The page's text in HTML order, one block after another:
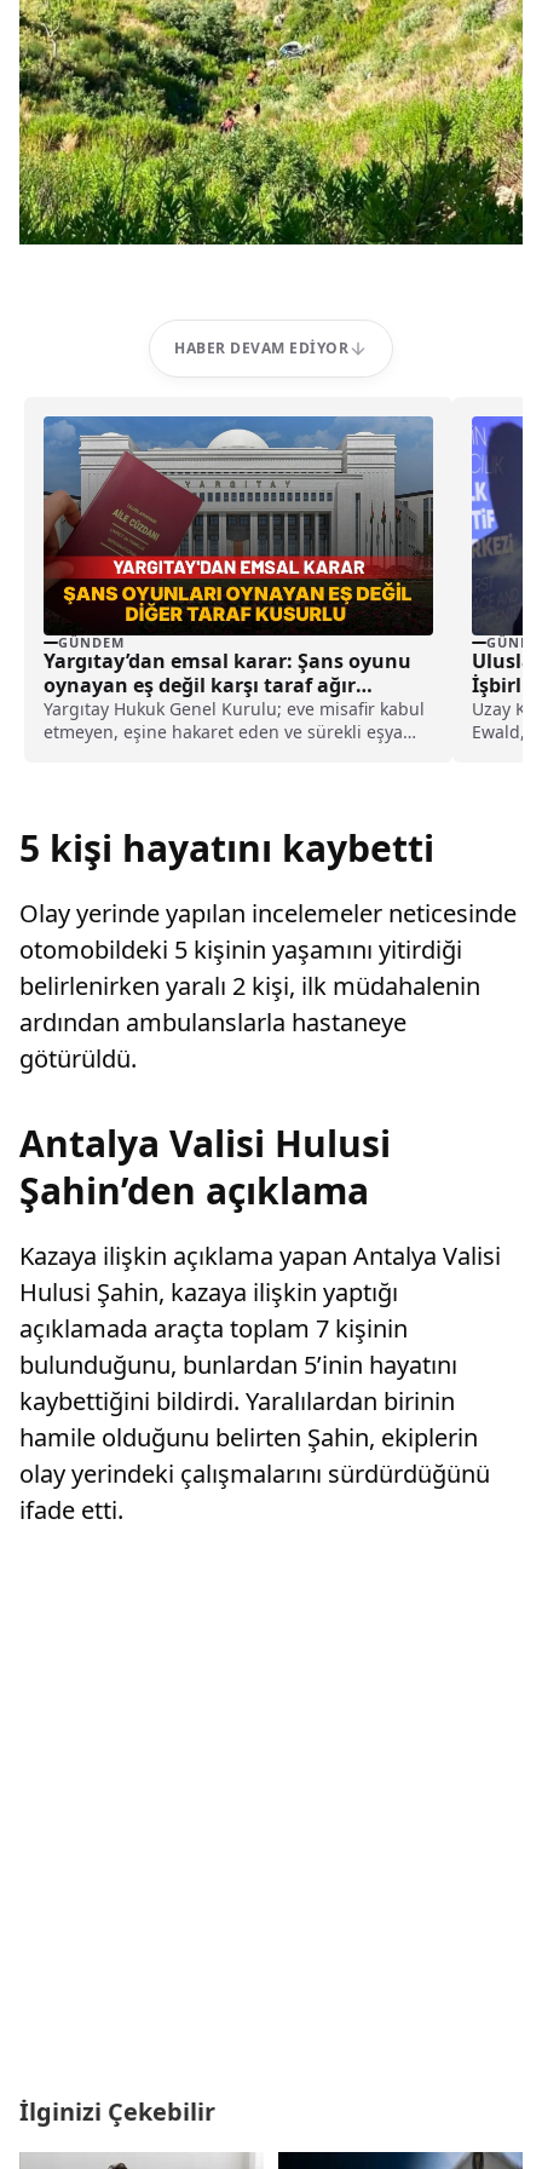
HABER DEVAM EDIYOR
GÜNDEM
Yargıtay’dan emsal karar: Şans oyunu
oynayan eş değil karşı taraf ağır
kusurlu sayıldı
Yargıtay Hukuk Genel Kurulu; eve misafir kabul
etmeyen, eşine hakaret eden ve sürekli eşya
Uzay
Ewald,
5 kişi hayatını kaybetti
Olay yerinde yapılan incelemeler neticesinde
otomobildeki 5 kişinin yaşamını yitirdiği
belirlenirken yaralı 2 kişi, ilk müdahalenin
ardından ambulanslarla hastaneye
götürüldü.
Antalya Valisi Hulusi
Şahin’den açıklama
Kazaya ilişkin açıklama yapan Antalya Valisi
Hulusi Şahin, kazaya ilişkin yaptığı
açıklamada araçta toplam 7 kişinin
bulunduğunu, bunlardan 5’inin hayatını
kaybettiğini bildirdi. Yaralılardan birinin
hamile olduğunu belirten Şahin, ekiplerin
olay yerindeki çalışmalarını sürdürdüğünü
ifade etti.
İlginizi Çekebilir